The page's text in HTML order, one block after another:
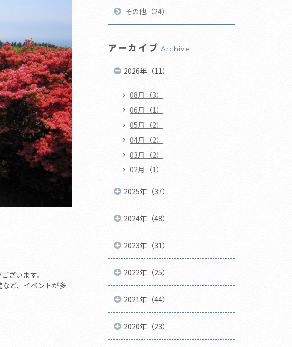
ざいます。
ど、イベントが多
その他（24）
アーカイブ Archive
2026年（11）
08月（3）
06月（1）
05月（2）
04月（2）
03月（2）
02月（1）
2025年（37）
2024年（48）
2023年（31）
2022年（25）
2021年（44）
2020年（23）